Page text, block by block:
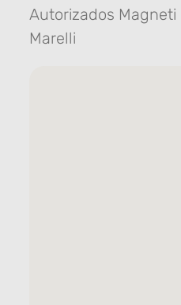
Autorizados Magneti
Marelli